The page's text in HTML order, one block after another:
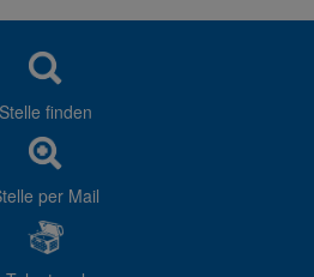
Stelle finden
per Mail